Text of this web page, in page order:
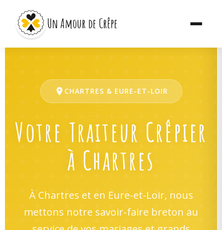
Un Amour de Crêpe
CHARTRES & EURE-ET-LOIR
Votre Traiteur Crêpier
à Chartres
À Chartres et en Eure-et-Loir, nous
mettons notre savoir-faire breton au